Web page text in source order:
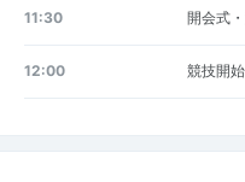
11:30 開会式
12:00 競技開始